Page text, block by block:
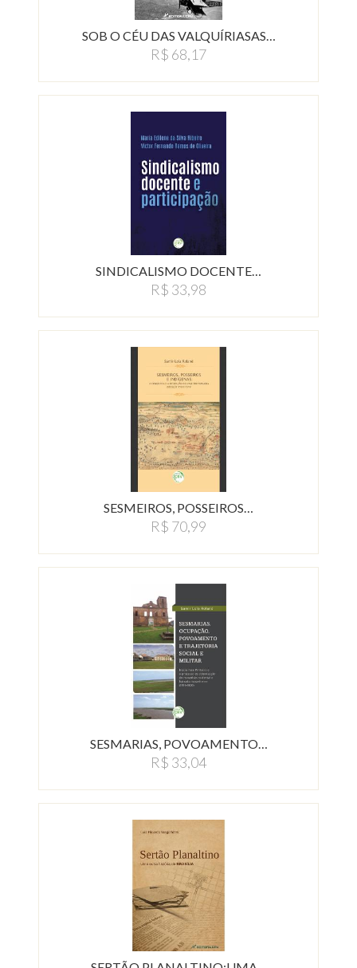
SOB O CÉU DAS VALQUÍRIASAS…
R$ 68,17
SINDICALISMO DOCENTE…
R$ 33,98
SESMEIROS, POSSEIROS…
R$ 70,99
SESMARIAS, POVOAMENTO…
R$ 33,04